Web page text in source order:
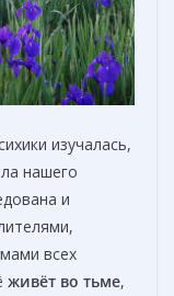
изучалась,
нашего
и
всех
живёт во тьме,